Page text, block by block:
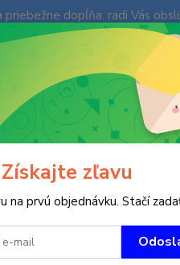
dopĺňa. radi Vás
Ochrana súkromia
Hľadať
Akcia
Získajte zľavu
na prvú objednávku. Stačí